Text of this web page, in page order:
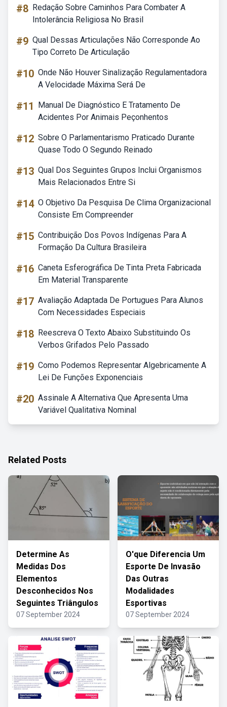
#8 Redação Sobre Caminhos Para Combater A
Intolerância Religiosa No Brasil
#9 Qual Dessas Articulações Não Corresponde Ao
Tipo Correto De Articulação
#10 Onde Não Houver Sinalização Regulamentadora
A Velocidade Máxima Será De
#11
Manual De Diagnóstico E Tratamento De
Acidentes Por Animais Peçonhentos
#12 Sobre O Parlamentarismo Praticado Durante
Quase Todo O Segundo Reinado
#13 Qual Dos Seguintes Grupos Inclui Organismos
Mais Relacionados Entre Si
#14 O Objetivo Da Pesquisa De Clima Organizacional
Consiste Em Compreender
#15 Contribuição Dos Povos Indígenas Para A
Formação Da Cultura Brasileira
#16 Caneta Esferográfica De Tinta Preta Fabricada
Em Material Transparente
#17 Avaliação Adaptada De Portugues Para Alunos
Com Necessidades Especiais
#18 Reescreva O Texto Abaixo Substituindo Os
Verbos Grifados Pelo Passado
#19 Como Podemos Representar Algebricamente A
Lei De Funções Exponenciais
#20 Assinale A Alternativa Que Apresenta Uma
Variável Qualitativa Nominal
Related Posts
Determine As
Medidas Dos
Elementos
Desconhecidos Nos
Seguintes Triângulos
07 September 2024
O'que Diferencia Um
Esporte De Invasão
Das Outras
Modalidades
Esportivas
07 September 2024